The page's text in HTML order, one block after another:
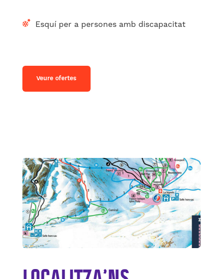
Esquí per a persones amb discapacitat
Veure ofertes